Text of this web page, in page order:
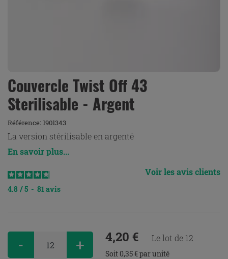
Couvercle Twist Off 43
Sterilisable - Argent
Référence: 1901343
La version stérilisable en argenté
En savoir plus...
4.8 / 5 - 81avis
Voir les avis clients
- + 4,20 € Le lot de 12
Soit 0,35 € par unité